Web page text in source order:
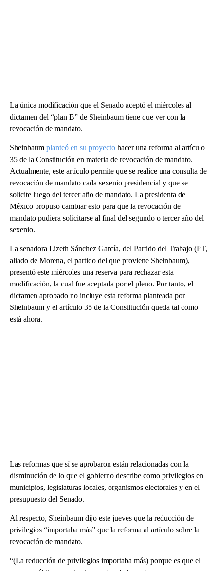
La única modificación que el Senado aceptó el miércoles al
dictamen del “plan B” de Sheinbaum tiene que ver con la
revocación de mandato.
Sheinbaum planteó en su proyecto hacer una reforma al artículo
35 de la Constitución en materia de revocación de mandato.
Actualmente, este artículo permite que se realice una consulta de
revocación de mandato cada sexenio presidencial y que se
solicite luego del tercer año de mandato. La presidenta de
México propuso cambiar esto para que la revocación de
mandato pudiera solicitarse al final del segundo o tercer año del
sexenio.
La senadora Lizeth Sánchez García, del Partido del Trabajo (PT,
aliado de Morena, el partido del que proviene Sheinbaum),
presentó este miércoles una reserva para rechazar esta
modificación, la cual fue aceptada por el pleno. Por tanto, el
dictamen aprobado no incluye esta reforma planteada por
Sheinbaum y el artículo 35 de la Constitución queda tal como
está ahora.
Las reformas que sí se aprobaron están relacionadas con la
disminución de lo que el gobierno describe como privilegios en
municipios, legislaturas locales, organismos electorales y en el
presupuesto del Senado.
Al respecto, Sheinbaum dijo este jueves que la reducción de
privilegios “importaba más” que la reforma al artículo sobre la
revocación de mandato.
“(La reducción de privilegios importaba más) porque es que el